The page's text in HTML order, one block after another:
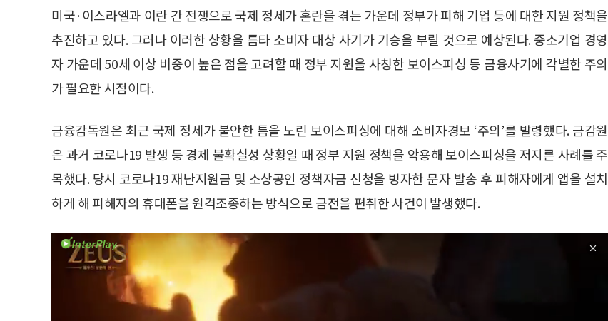
미국·이스라엘과 이란 간 전쟁으로 국제 정세가 혼란을 겪는 가운데 정부가 피해 기업 등에 대한 지원 정책을
추진하고 있다. 그러나 이러한 상황을 틈타 소비자 대상 사기가 기승을 부릴 것으로 예상된다. 중소기업 경영
자 가운데 50세 이상 비중이 높은 점을 고려할 때 정부 지원을 사칭한 보이스피싱 등 금융사기에 각별한 주의
가 필요한 시점이다.
금융감독원은 최근 국제 정세가 불안한 틈을 노린 보이스피싱에 대해 소비자경보 ‘주의’를 발령했다. 금감원
은 과거 코로나19 발생 등 경제 불확실성 상황일 때 정부 지원 정책을 악용해 보이스피싱을 저지른 사례를 주
목했다. 당시 코로나19 재난지원금 및 소상공인 정책자금 신청을 빙자한 문자 발송 후 피해자에게 앱을 설치
하게 해 피해자의 휴대폰을 원격조종하는 방식으로 금전을 편취한 사건이 발생했다.